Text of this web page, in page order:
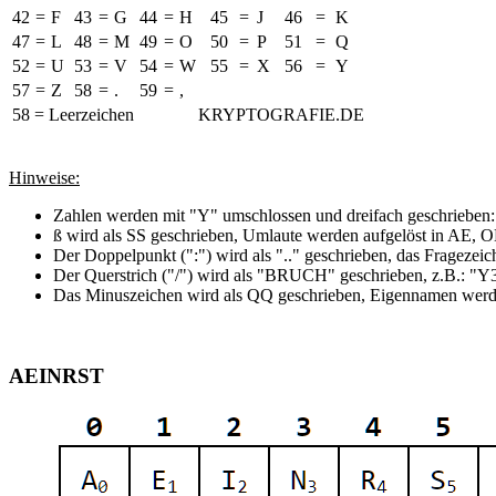
42 = F 43 = G 44 = H 45 = J 46 = K
47 = L 48 = M 49 = O 50 = P 51 = Q
52 = U 53 = V 54 = W 55 = X 56 = Y
57 = Z 58 = . 59 = ,
58 = Leerzeichen
KRYPTOGRAFIE.DE
Hinweise:
Zahlen werden mit "Y" umschlossen und dreifach
ß wird als SS geschrieben, Umlaute werden aufgelöst in AE,
Der Doppelpunkt (":") wird als ".." geschrieben, das
Der Querstrich ("/") wird als "BRUCH" geschrieben, z.B.:
Das Minuszeichen wird als QQ geschrieben, Eigennamen
AEINRST